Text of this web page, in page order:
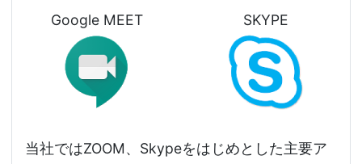
Google MEET SKYPE
当社ではZOOM、Skypeをはじめとした主要ア